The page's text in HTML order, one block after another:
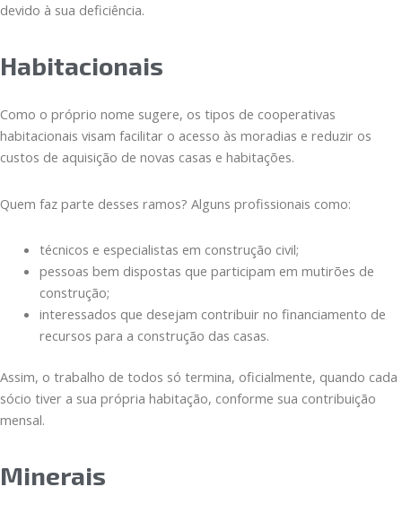
devido à sua deficiência.
Habitacionais
Como o próprio nome sugere, os tipos de cooperativas
habitacionais visam facilitar o acesso às moradias e reduzir os
custos de aquisição de novas casas e habitações.
Quem faz parte desses ramos? Alguns profissionais como:
técnicos e especialistas em construção civil;
pessoas bem dispostas que participam em mutirões de
construção;
interessados que desejam contribuir no financiamento de
recursos para a construção das casas.
Assim, o trabalho de todos só termina, oficialmente, quando cada
sócio tiver a sua própria habitação, conforme sua contribuição
mensal.
Minerais